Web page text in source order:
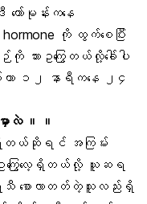
ော်မုန်းကနေ
ကို ထွက်စေပြီး
သားဥကြွေတယ်လို့ခေါ်ပါ
ာ ၁၂ နာရီကနေ ၂၄
ာလဲ ။ ။
ယ်ဆိုရင် အကြမ်း
ဥကြွေလေ့ရှိတယ်လို့ ယူဆရ
စောလာတတ်တဲ့သူလည်းရှိ